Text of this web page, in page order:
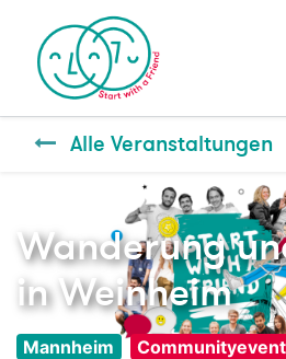
Alle Veranstaltungen
Wanderung
in Weinheim
Mannheim Communityevent